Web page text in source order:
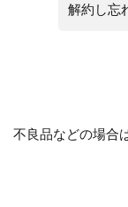
解約し忘
不良品などの場合